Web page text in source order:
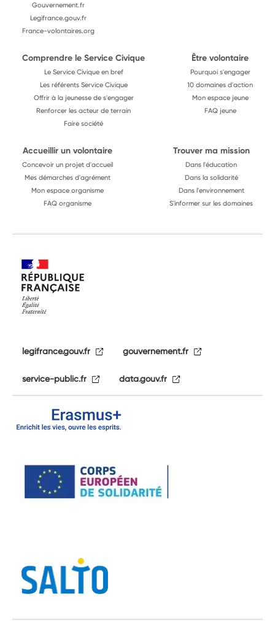
Gouvernement.fr
Legifrance.gouv.fr
France-volontaires.org
Comprendre le Service Civique
Le Service Civique en bref
Les référents Service Civique
Offrir à la jeunesse de s'engager
Renforcer les acteur de terrain
Faire société
Être volontaire
Pourquoi s'engager
10 domaines d'action
Mon espace jeune
FAQ jeune
Accueillir un volontaire
Concevoir un projet d'accueil
Mes démarches d'agrément
Mon espace organisme
FAQ organisme
Trouver ma mission
Dans l'éducation
Dans la solidarité
Dans l'environnement
S'informer sur les domaines
legifrance.gouv.fr gouvernement.fr
service-public.fr data.gouv.fr